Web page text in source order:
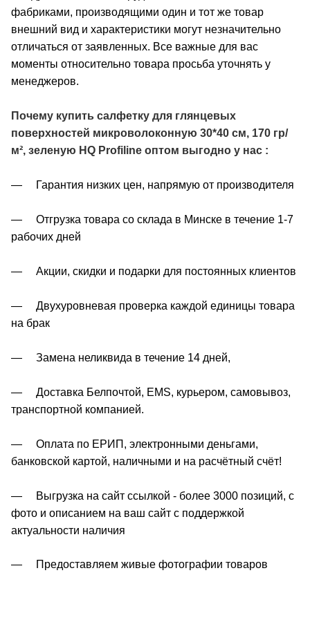
фабриками, производящими один и тот же товар
внешний вид и характеристики могут незначительно
отличаться от заявленных. Все важные для вас
моменты относительно товара просьба уточнять у
менеджеров.
Почему купить салфетку для глянцевых
поверхностей микроволоконную 30*40 см, 170 гр/
м², зеленую HQ Profiline оптом выгодно у нас :
— Гарантия низких цен, напрямую от производителя
— Отгрузка товара со склада в Минске в течение 1-7
рабочих дней
— Акции, скидки и подарки для постоянных клиентов
— Двухуровневая проверка каждой единицы товара
на брак
— Замена неликвида в течение 14 дней,
— Доставка Белпочтой, EMS, курьером, самовывоз,
транспортной компанией.
— Оплата по ЕРИП, электронными деньгами,
банковской картой, наличными и на расчётный счёт!
— Выгрузка на сайт ссылкой - более 3000 позиций, с
фото и описанием на ваш сайт с поддержкой
актуальности наличия
— Предоставляем живые фотографии товаров